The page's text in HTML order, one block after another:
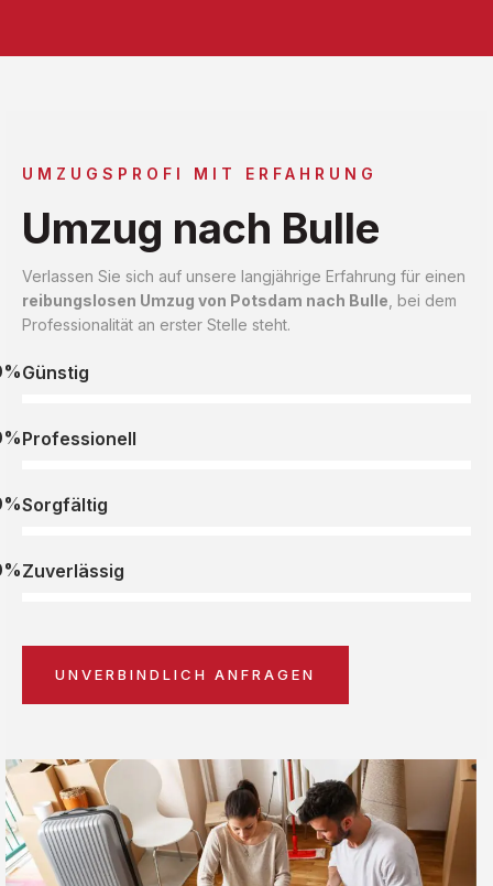
UMZUGSPROFI MIT ERFAHRUNG
Umzug nach Bulle
Verlassen Sie sich auf unsere langjährige Erfahrung für einen
reibungslosen Umzug von Potsdam nach Bulle , bei dem
Professionalität an erster Stelle steht.
Günstig
Professionell
Sorgfältig
Zuverlässig
UNVERBINDLICH ANFRAGEN